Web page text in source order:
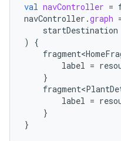
val navController =
navController .graph
startDestination
)
{
label =
}
label =
}
}